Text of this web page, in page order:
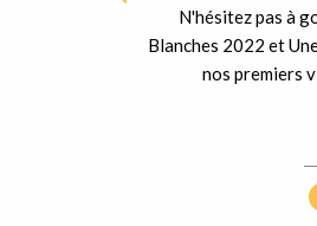
N'hésitez pas à
Blanches 2022 et
nos premiers